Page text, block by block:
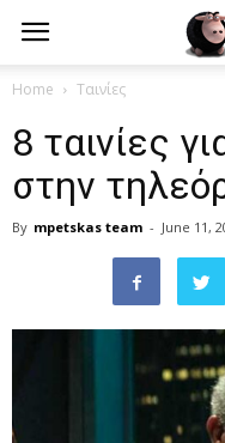
Home Ταινίες
8 ταινίες
στην
By mpetskas team - June 11,